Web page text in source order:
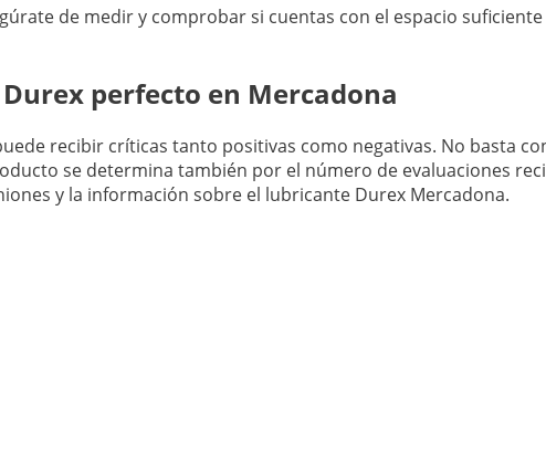
de medir y comprobar si cuentas con el espacio
perfecto en Mercadona
recibir críticas tanto positivas como negativas. No basta
se determina también por el número de evaluaciones
y la información sobre el lubricante Durex Mercadona.